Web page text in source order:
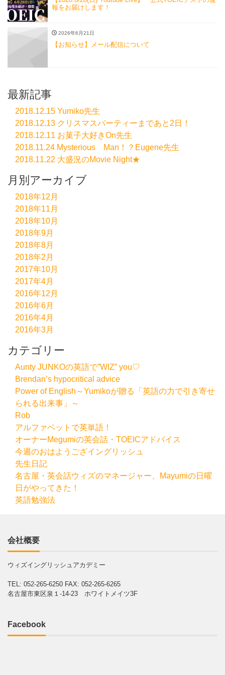
報をお届けします！
2026年6月21日
【お知らせ】メール配信について
最新記事
2018.12.15 Yumiko先生
2018.12.13 クリスマスパーティーまであと2日！
2018.12.11 お菓子大好きOn先生
2018.11.24 Mysterious Man！？Eugene先生
2018.11.22 大盛況のMovie Night★
月別アーカイブ
2018年12月
2018年11月
2018年10月
2018年9月
2018年8月
2018年2月
2017年10月
2017年4月
2016年12月
2016年6月
2016年4月
2016年3月
カテゴリー
Aunty JUNKOの英語で”WIZ” you♡
Brendan’s hypocritical advice
Power of English～Yumikoが贈る「英語の力で引き寄せ
られる出来事」～
Rob
アルファベットで英単語！
オーナーMegumiの英会話・TOEICアドバイス
今週のおはようござイングリッシュ
先生日記
名古屋・英会話ウィズのマネージャー、Mayumiの日曜
日がやってきた！
英語勉強法
会社概要
ウィズイングリッシュアカデミー
TEL: 052-265-6250 FAX: 052-265-6265
名古屋市東区泉１-14-23 ホワイトメイツ3F
Facebook